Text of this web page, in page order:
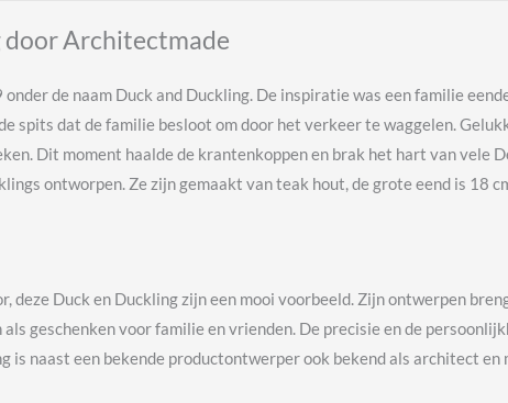
door Architectmade
de naam Duck and Duckling. De inspiratie was een familie
spits dat de familie besloot om door het verkeer te waggelen.
Dit moment haalde de krantenkoppen en brak het hart van vele
ontworpen. Ze zijn gemaakt van teak hout, de grote eend is 18
deze Duck en Duckling zijn een mooi voorbeeld. Zijn ontwerpen
geschenken voor familie en vrienden. De precisie en de
is naast een bekende productontwerper ook bekend als architect en